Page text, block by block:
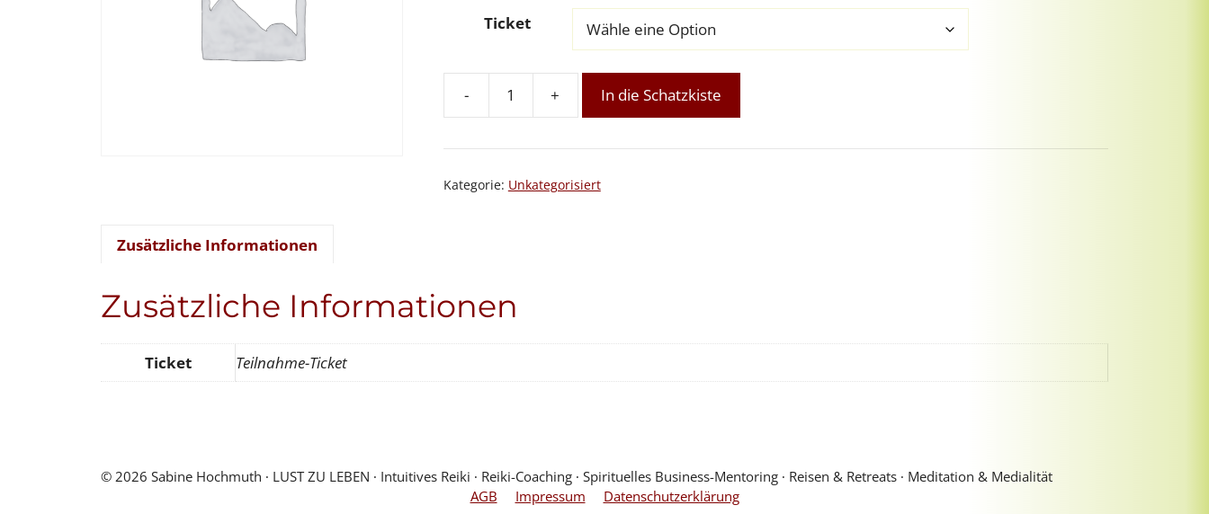
Ticket
-
Praxis-
Intuitions-
+ In die Schatzkiste
Kategorie: Unkategorisiert
Zusätzliche Informationen
Zusätzliche Informationen
Ticket Teilnahme-Ticket
AGB Impressum Datenschutzerklärung
© 2026 Sabine Hochmuth ∙ LUST ZU LEBEN ∙ Intuitives Reiki ∙ Reiki-Coaching ∙ Spirituelles Business-Mentoring ∙ Reisen & Retreats ∙ Meditation & Medialität